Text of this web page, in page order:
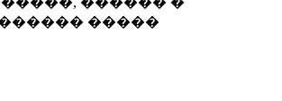
�����